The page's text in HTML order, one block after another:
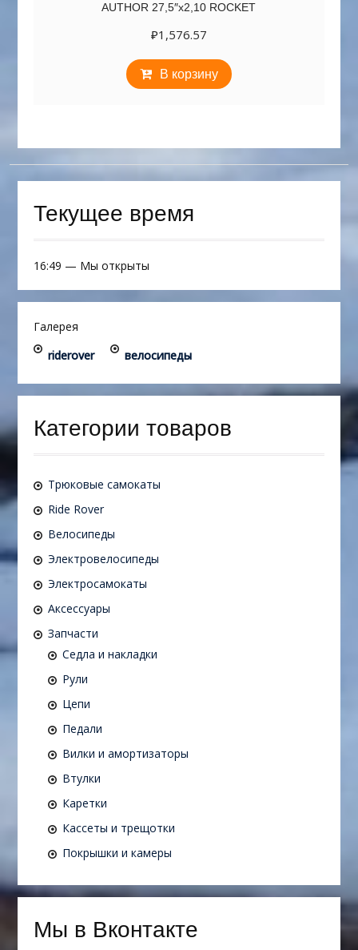
AUTHOR 27,5″х2,10 ROCKET
₽1,576.57
В корзину
Текущее время
16:49 — Мы открыты
Галерея
riderover
велосипеды
Категории товаров
Трюковые самокаты
Ride Rover
Велосипеды
Электровелосипеды
Электросамокаты
Аксессуары
Запчасти
Седла и накладки
Рули
Цепи
Педали
Вилки и амортизаторы
Втулки
Каретки
Кассеты и трещотки
Покрышки и камеры
Мы в Вконтакте